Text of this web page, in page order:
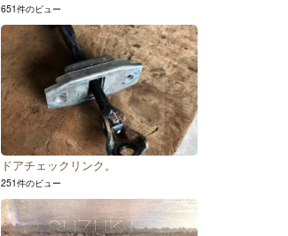
651件のビュー
ドアチェックリンク。
251件のビュー